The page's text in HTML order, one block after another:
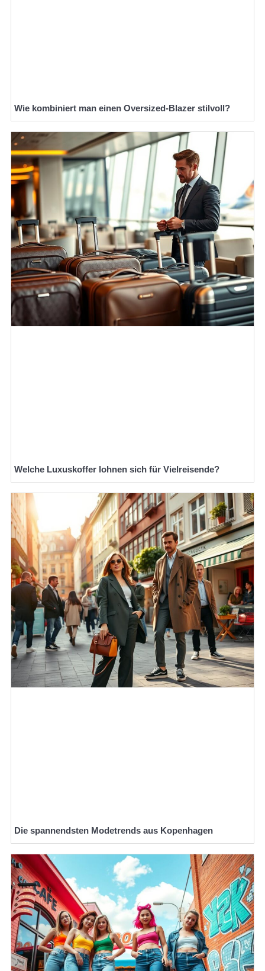
Wie kombiniert man einen Oversized-Blazer stilvoll?
Welche Luxuskoffer lohnen sich für Vielreisende?
Die spannendsten Modetrends aus Kopenhagen